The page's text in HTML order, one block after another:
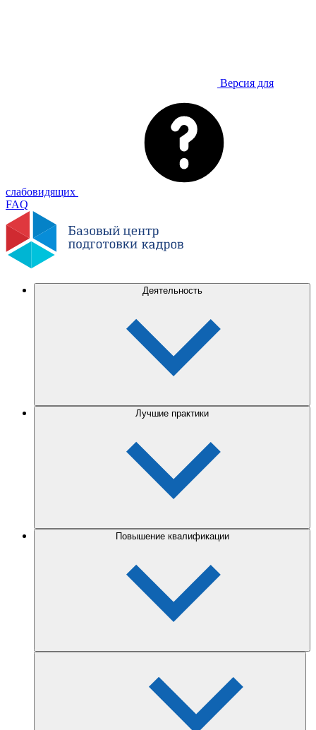
Версия для
слабовидящих
FAQ
Деятельность
Лучшие практики
Повышение квалификации